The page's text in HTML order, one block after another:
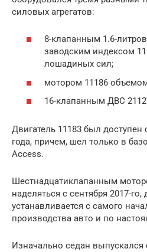
силовых агрегатов:
8-клапанным 1.6-
заводским индексом
лошадиных сил;
мотором 11186
16-клапанным ДВС
Двигатель 11183 был
года, причем, шел только в
Access.
Шестнадцатиклапанным
наделяться с сентября 2017-
устанавливается с самого
производства авто и по
Изначально седан выпускался